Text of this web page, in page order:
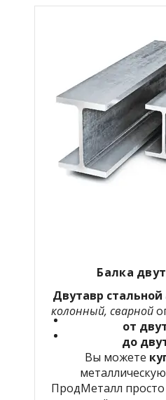
Балка
Двутавр стальной
колонный, сварной
от
до
Вы можете
ПродМеталл